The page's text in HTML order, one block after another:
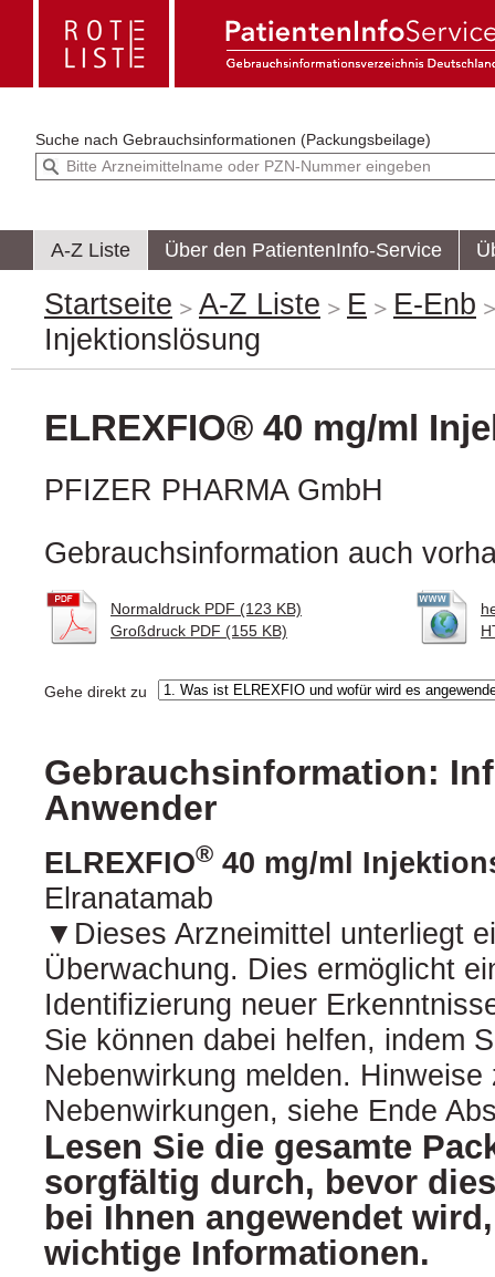
Suche nach Gebrauchsinformationen (Packungsbeilage)
A-Z Liste Über den PatientenInfo-Service
Startseite A-Z Liste E
E-Enb
Injektionslösung
ELREXFIO® 40 mg/ml
PFIZER PHARMA GmbH
Gebrauchsinformation auch
Normaldruck PDF (123 KB)
Großdruck PDF (155 KB)
Gehe direkt zu
Gebrauchsinformation:
Anwender
ELREXFIO® 40 mg/ml
Elranatamab
▼Dieses Arzneimittel unterliegt
Überwachung. Dies ermöglicht
Identifizierung neuer
Sie können dabei helfen, indem
Nebenwirkung melden. Hinweise
Nebenwirkungen, siehe Ende
Lesen Sie die gesamte
sorgfältig durch, bevor
bei Ihnen angewendet
wichtige Informationen.